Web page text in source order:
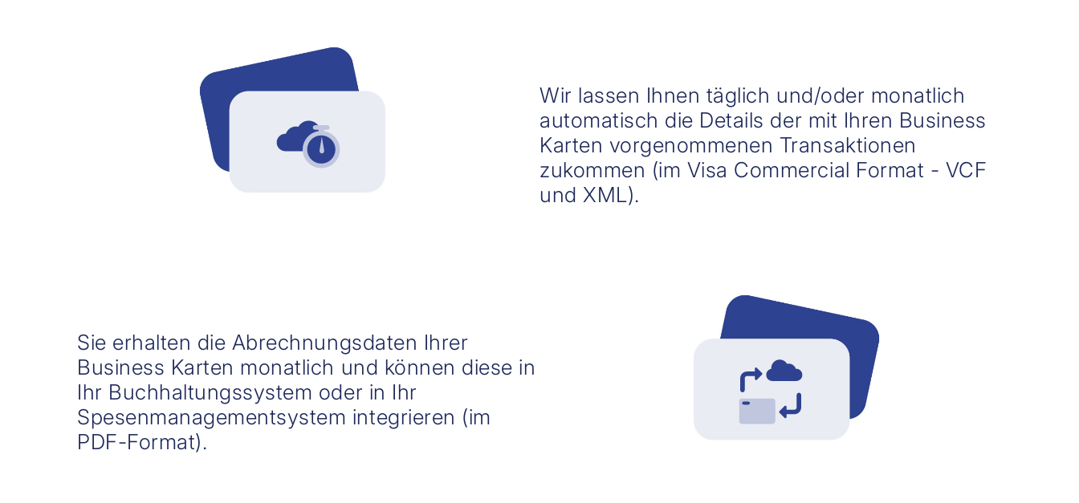
Wir lassen Ihnen täglich und/oder monatlich
automatisch die Details der mit Ihren Business
Karten vorgenommenen Transaktionen
zukommen (im Visa Commercial Format - VCF
und XML).
Sie erhalten die Abrechnungsdaten Ihrer
Business Karten monatlich und können diese in
Ihr Buchhaltungssystem oder in Ihr
Spesenmanagementsystem integrieren (im
PDF-Format).